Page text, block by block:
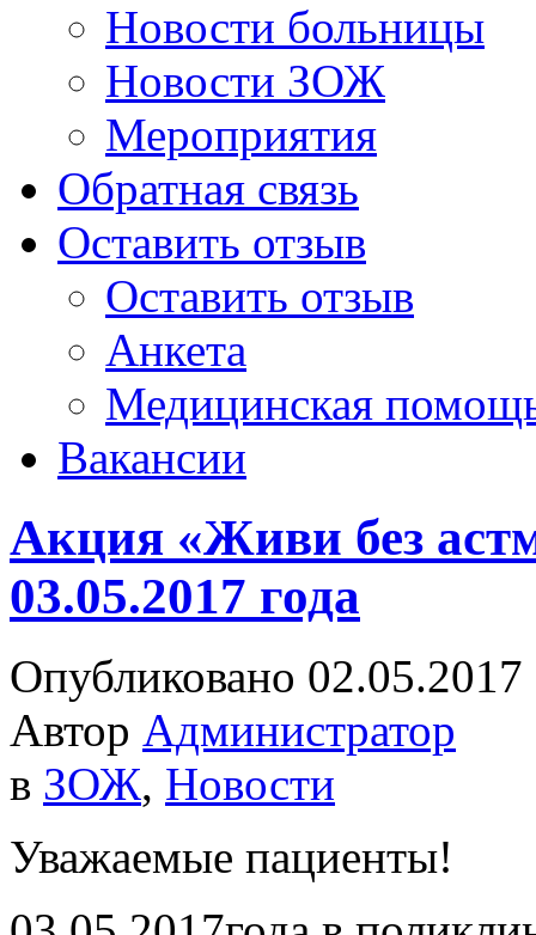
Новости больницы
Новости ЗОЖ
Мероприятия
Обратная связь
Оставить отзыв
Оставить отзыв
Анкета
Медицинская
Вакансии
Акция «Живи без
03.05.2017 года
Опубликовано 02.05.2017
Автор Администратор
в ЗОЖ, Новости
Уважаемые пациенты!